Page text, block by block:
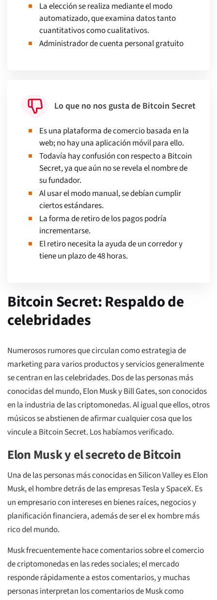
La elección se realiza mediante el modo
automatizado, que examina datos tanto
cuantitativos como cualitativos.
Administrador de cuenta personal gratuito
Lo que no nos gusta de Bitcoin Secret
Es una plataforma de comercio basada en la
web; no hay una aplicación móvil para ello.
Todavía hay confusión con respecto a Bitcoin
Secret, ya que aún no se revela el nombre de
su fundador.
Al usar el modo manual, se debían cumplir
ciertos estándares.
La forma de retiro de los pagos podría
incrementarse.
El retiro necesita la ayuda de un corredor y
tiene un plazo de 48 horas.
Bitcoin Secret: Respaldo de
celebridades
Numerosos rumores que circulan como estrategia de
marketing para varios productos y servicios generalmente
se centran en las celebridades. Dos de las personas más
conocidas del mundo, Elon Musk y Bill Gates, son conocidos
en la industria de las criptomonedas. Al igual que ellos, otros
músicos se abstienen de afirmar cualquier cosa que los
vincule a Bitcoin Secret. Los habíamos verificado.
Elon Musk y el secreto de Bitcoin
Una de las personas más conocidas en Silicon Valley es Elon
Musk, el hombre detrás de las empresas Tesla y SpaceX. Es
un empresario con intereses en bienes raíces, negocios y
planificación financiera, además de ser el ex hombre más
rico del mundo.
Musk frecuentemente hace comentarios sobre el comercio
de criptomonedas en las redes sociales; el mercado
responde rápidamente a estos comentarios, y muchas
personas interpretan los comentarios de Musk como